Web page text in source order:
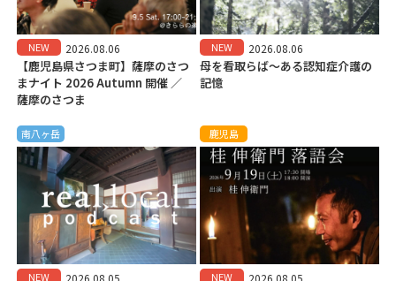
NEW 2026.08.06
【鹿児島県さつま町】薩摩のさつ
まナイト 2026 Autumn 開催 ／
薩摩のさつま
NEW 2026.08.06
母を看取らば～ある認知症介護の
記憶
南八ヶ岳
NEW
鹿児島
NEW